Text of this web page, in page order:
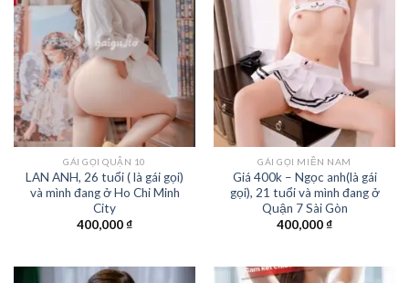
GÁI GỌI QUẬN 10
LAN ANH, 26 tuổi ( là gái gọi)
và mình đang ở Ho Chi Minh
City
400,000₫
GÁI GỌI MIỀN NAM
Giá 400k – Ngọc anh(là gái
gọi), 21 tuổi và mình đang ở
Quận 7 Sài Gòn
400,000₫